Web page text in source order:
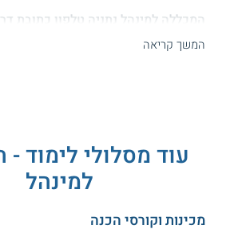
המכללה למינהל נתניה טלפון כתובת
לימודי התעודהבשלוחת נתניה של המכללה
בתחומים מבוקשים שונים כגון חשבונאות,
מחשיבם וענפים נוספים. רבים מבין הקורסים
תלמידיהם לקראת מבחני הסמכה
המשך קריאה
עוד מסלולי לימוד
למינהל
מכינות וקורסי הכנה